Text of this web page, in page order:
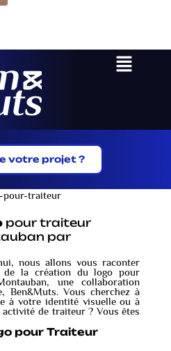
Menu
votre projet ?
pour traiteur
par
nous allons vous raconter
de la création du logo pour
une collaboration
Ben&Muts. Vous cherchez à
à votre identité visuelle ou à
de traiteur ? Vous êtes
pour Traiteur